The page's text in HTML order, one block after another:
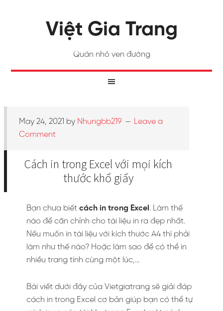
Việt Gia Trang
Quán nhỏ ven đường
May 24, 2021 by Nhungbb219
Leave a
Comment
Cách in trong Excel với mọi kích
thước khổ giấy
Bạn chưa biết cách in trong Excel . Làm thế
nào để căn chỉnh cho tài liệu in ra đẹp nhất.
Nếu muốn in tài liệu với kích thước A4 thì phải
làm như thế nào? Hoặc làm sao để có thể in
nhiều trang tính cùng một lúc,…
Bài viết dưới đây của Vietgiatrang sẽ giải đáp
cách in trong Excel cơ bản giúp bạn có thể tự